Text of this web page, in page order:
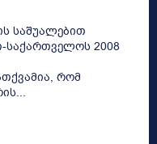
საშუალებით
საქართველოს 2008
რომ